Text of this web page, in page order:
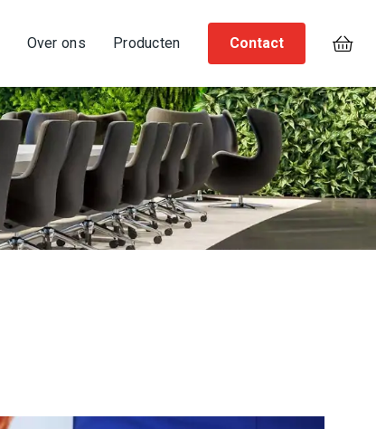
Over ons Producten Contact